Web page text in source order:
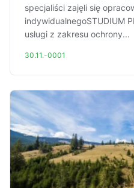
specjaliści zajęli się
indywidualnegoSTUDIUM
usługi z zakresu ochrony...
30.11.-0001